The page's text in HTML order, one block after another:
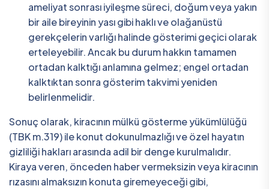
ameliyat sonrası iyileşme süreci, doğum veya yakın
bir aile bireyinin yası gibi haklı ve olağanüstü
gerekçelerin varlığı halinde gösterimi geçici olarak
erteleyebilir. Ancak bu durum hakkın tamamen
ortadan kalktığı anlamına gelmez; engel ortadan
kalktıktan sonra gösterim takvimi yeniden
belirlenmelidir.
Sonuç olarak, kiracının mülkü gösterme yükümlülüğü
(TBK m.319) ile konut dokunulmazlığı ve özel hayatın
gizliliği hakları arasında adil bir denge kurulmalıdır.
Kiraya veren, önceden haber vermeksizin veya kiracının
rızasını almaksızın konuta giremeyeceği gibi,